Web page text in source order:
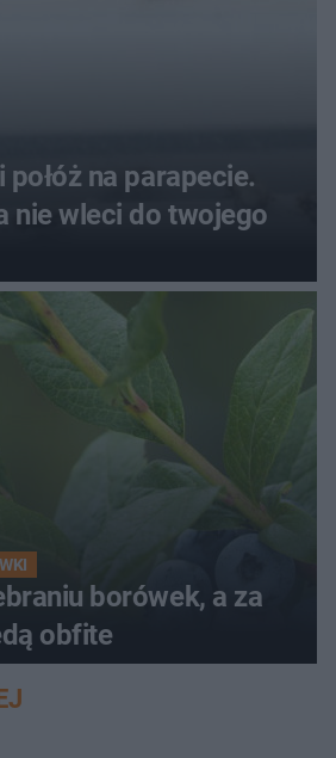
na parapecie.
nie wleci do twojego
borówek, a za
obfite